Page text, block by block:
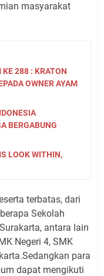
masyarakat
288 : KRATON
OWNER AYAM
BERGABUNG
LOOK WITHIN,
terbatas, dari
Sekolah
antara lain
Negeri 4, SMK
para
dapat mengikuti